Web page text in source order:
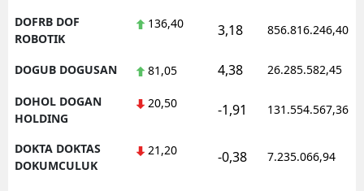
DOFRB DOF
ROBOTIK
136,40 3,18 856.816.246,40
DOGUB DOGUSAN 81,05 4,38 26.285.582,45
DOHOL DOGAN
HOLDING
20,50 -1,91 131.554.567,36
DOKTA DOKTAS
DOKUMCULUK
21,20 -0,38 7.235.066,94